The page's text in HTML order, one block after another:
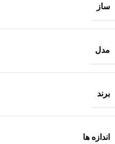
ساز
مدل
برند
اندازه ها